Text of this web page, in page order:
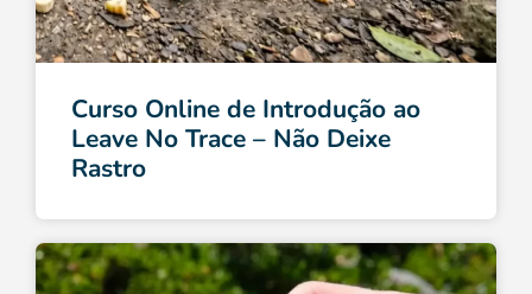
Curso Online de Introdução ao
Leave No Trace – Não Deixe
Rastro